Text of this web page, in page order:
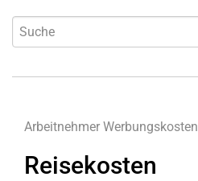
Arbeitnehmer Werbungskosten
Reisekosten